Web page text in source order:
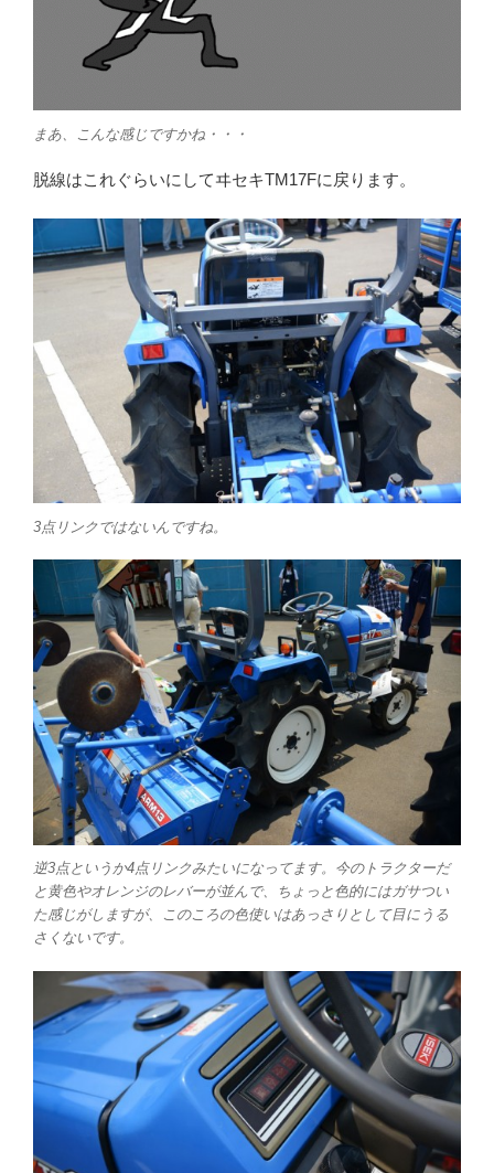
まあ、こんな感じですかね・・・
脱線はこれぐらいにしてヰセキTM17Fに戻ります。
3点リンクではないんですね。
逆3点というか4点リンクみたいになってます。今のトラクターだ
と黄色やオレンジのレバーが並んで、ちょっと色的にはガサつい
た感じがしますが、このころの色使いはあっさりとして目にうる
さくないです。